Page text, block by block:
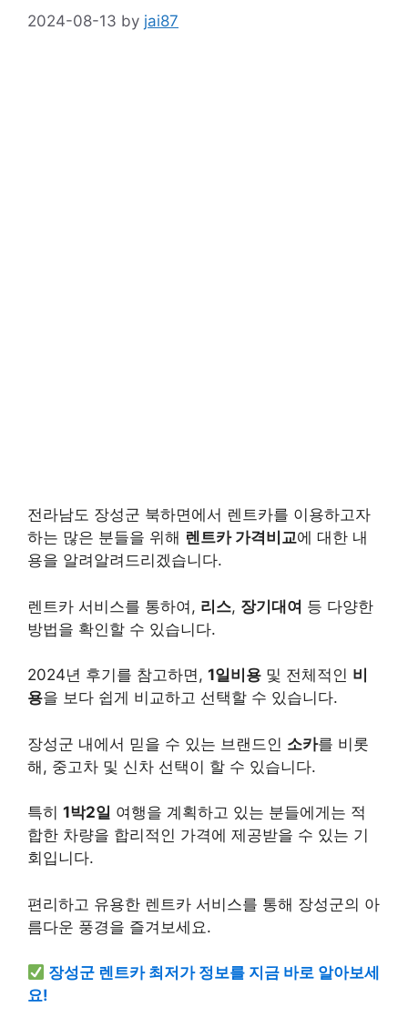
2024-08-13 by jai87
전라남도 장성군 북하면에서 렌트카를 이용하고자
하는 많은 분들을 위해 렌트카 가격비교에 대한 내
용을 알려알려드리겠습니다.
렌트카 서비스를 통하여, 리스, 장기대여 등 다양한
방법을 확인할 수 있습니다.
2024년 후기를 참고하면, 1일비용 및 전체적인 비
용을 보다 쉽게 비교하고 선택할 수 있습니다.
장성군 내에서 믿을 수 있는 브랜드인 소카를 비롯
해, 중고차 및 신차 선택이 할 수 있습니다.
특히 1박2일 여행을 계획하고 있는 분들에게는 적
합한 차량을 합리적인 가격에 제공받을 수 있는 기
회입니다.
편리하고 유용한 렌트카 서비스를 통해 장성군의 아
름다운 풍경을 즐겨보세요.
장성군 렌트카 최저가 정보를 지금 바로 알아보세
요!